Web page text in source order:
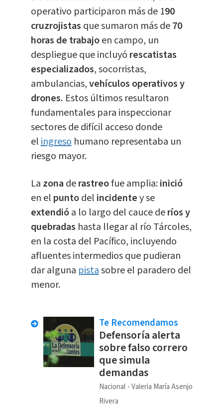
operativo participaron más de 190
cruzrojistas que sumaron más de70
horas de trabajoen campo, un
despliegue que incluyó rescatistas
especializados, socorristas,
ambulancias,vehículos operativos y
drones. Estos últimos resultaron
fundamentales para inspeccionar
sectores de difícil acceso donde
elingresohumano representaba un
riesgo mayor.
La zona derastreofue amplia:inició
en el puntodel incidentey se
extendióa lo largo del cauce deríos y
quebradas hasta llegar al río Tárcoles,
en la costa del Pacífico, incluyendo
afluentes intermedios que pudieran
dar alguna pistasobre el paradero del
menor.
Te Recomendamos
Defensoría alerta
sobre falso correro
que simula
demandas
Nacional Valeria María Asenjo
Rivera